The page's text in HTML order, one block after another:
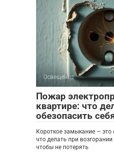
Освещение
Пожар
квартире: что
обезопасить
Короткое замыкание —
что делать при
чтобы не потерять